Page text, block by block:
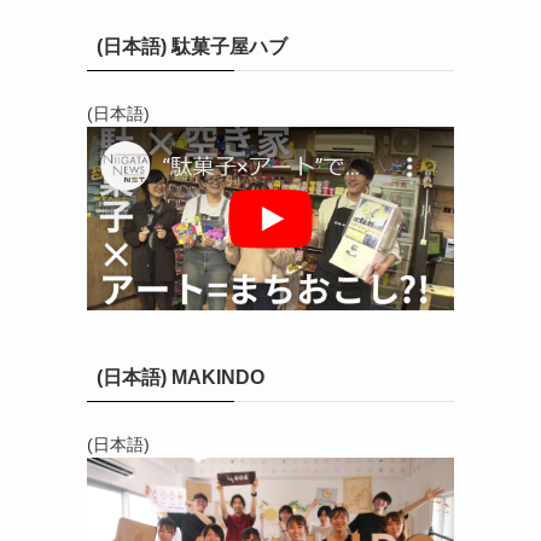
(日本語) 駄菓子屋ハブ
(日本語)
(日本語) MAKINDO
(日本語)